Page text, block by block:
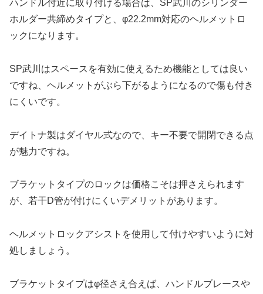
ハンドル付近に取り付ける場合は、SP武川のシリンダー
ホルダー共締めタイプと、φ22.2mm対応のヘルメットロ
ックになります。
SP武川はスペースを有効に使えるため機能としては良い
ですね、ヘルメットがぶら下がるようになるので傷も付き
にくいです。
デイトナ製はダイヤル式なので、キー不要で開閉できる点
が魅力ですね。
ブラケットタイプのロックは価格こそは押さえられます
が、若干D管が付けにくいデメリットがあります。
ヘルメットロックアシストを使用して付けやすいように対
処しましょう。
ブラケットタイプはφ径さえ合えば、ハンドルブレースや